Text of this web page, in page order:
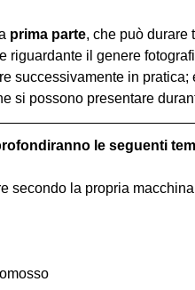
prima parte, che può durare
riguardante il genere
successivamente in pratica;
si possono presentare
le seguenti
secondo la propria